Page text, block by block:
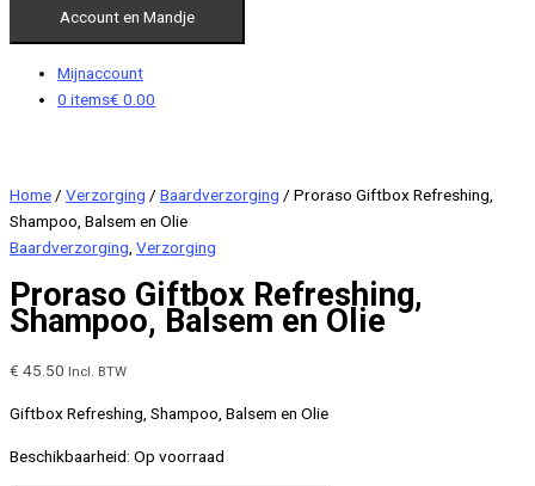
Account en Mandje
Mijnaccount
0 items€ 0.00
Home / Verzorging / Baardverzorging / Proraso Giftbox Refreshing,
Shampoo, Balsem en Olie
Baardverzorging Verzorging
Proraso Giftbox Refreshing,
Shampoo, Balsem en Olie
€ 45.50 Incl. BTW
Giftbox Refreshing, Shampoo, Balsem en Olie
Beschikbaarheid: Op voorraad